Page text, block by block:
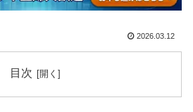
2026.03.12
目次